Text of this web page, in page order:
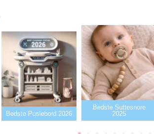
Bedste Suttesnore
2025
Bedste Sutter2026